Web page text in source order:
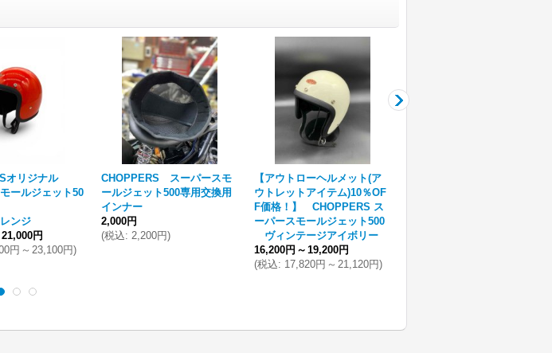
オリジナル
ールジェット50
ンジ
21,000円
円 ～ 23,100円)
CHOPPERS スーパースモ
ールジェット500専用交換用
インナー
2,000円
(税込: 2,200円)
【アウトローヘルメット(ア
ウトレットアイテム)10％OF
F価格！】 CHOPPERS ス
ーパースモールジェット500
ヴィンテージアイボリー
16,200円 ～ 19,200円
(税込: 17,820円 ～ 21,120円)